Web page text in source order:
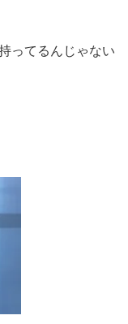
ってるんじゃない